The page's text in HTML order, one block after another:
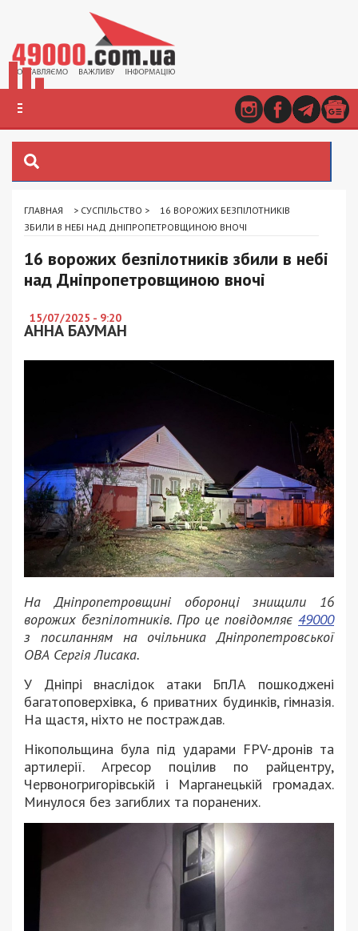
ГЛАВНАЯ > СУСПІЛЬСТВО >
16 ВОРОЖИХ БЕЗПІЛОТНИКІВ
ЗБИЛИ В НЕБІ НАД ДНІПРОПЕТРОВЩИНОЮ ВНОЧІ
16 ворожих безпілотників збили в небі
над Дніпропетровщиною вночі
15/07/2025 - 9:20
АННА БАУМАН
На Дніпропетровщині оборонці знищили 16
ворожих безпілотників. Про це повідомляє 49000
з посиланням на очільника Дніпропетровської
ОВА Сергія Лисака.
У Дніпрі внаслідок атаки БпЛА пошкоджені
багатоповерхівка, 6 приватних будинків, гімназія.
На щастя, ніхто не постраждав.
Нікопольщина була під ударами FPV-дронів та
артилерії. Агресор поцілив по райцентру,
Червоногригорівській і Марганецькій громадах.
Минулося без загиблих та поранених.